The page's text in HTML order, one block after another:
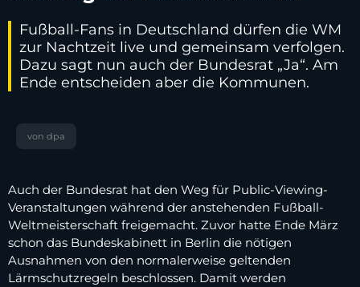
Fußball-Fans in Deutschland dürfen die WM
zur Nachtzeit live und gemeinsam verfolgen.
Dazu sagt nun auch der Bundesrat „Ja“. Am
Ende entscheiden aber die Kommunen.
von dpa
Auch der Bundesrat hat den Weg für Public-Viewing-
Veranstaltungen während der anstehenden Fußball-
Weltmeisterschaft freigemacht. Zuvor hatte Ende März
schon das Bundeskabinett in Berlin die nötigen
Ausnahmen von den normalerweise geltenden
Lärmschutzregeln beschlossen. Damit werden